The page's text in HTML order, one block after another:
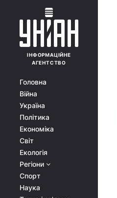
ІНФОРМАЦІЙНЕ
АГЕНТСТВО
Головна
Війна
Україна
Політика
Економіка
Світ
Екологія
Регіони
Спорт
Наука